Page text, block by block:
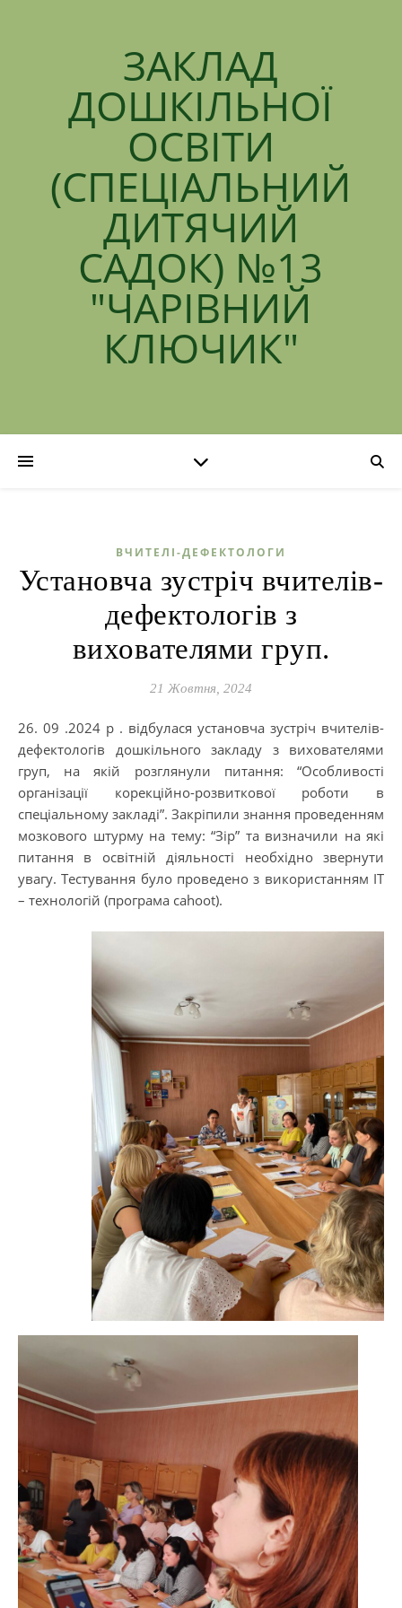
ЗАКЛАД
ДОШКІЛЬНОЇ
ОСВІТИ
(СПЕЦІАЛЬНИЙ
ДИТЯЧИЙ
САДОК) №13
"ЧАРІВНИЙ
КЛЮЧИК"
ВЧИТЕЛІ-ДЕФЕКТОЛОГИ
Установча зустріч вчителів-
дефектологів з
вихователями груп.
21 Жовтня, 2024
26. 09 .2024 р . відбулася установча зустріч вчителів-
дефектологів дошкільного закладу з вихователями
груп, на якій розглянули питання: “Особливості
організації корекційно-розвиткової роботи в
спеціальному закладі”. Закріпили знання проведенням
мозкового штурму на тему: “Зір” та визначили на які
питання в освітній діяльності необхідно звернути
увагу. Тестування було проведено з використанням IT
– технологій (програма cahoot).